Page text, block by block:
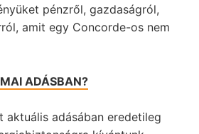
pénzről, gazdaságról,
amit egy Concorde-os nem
ADÁSBAN?
aktuális adásában eredetileg